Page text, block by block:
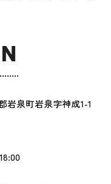
岩泉町岩泉字神成1-1